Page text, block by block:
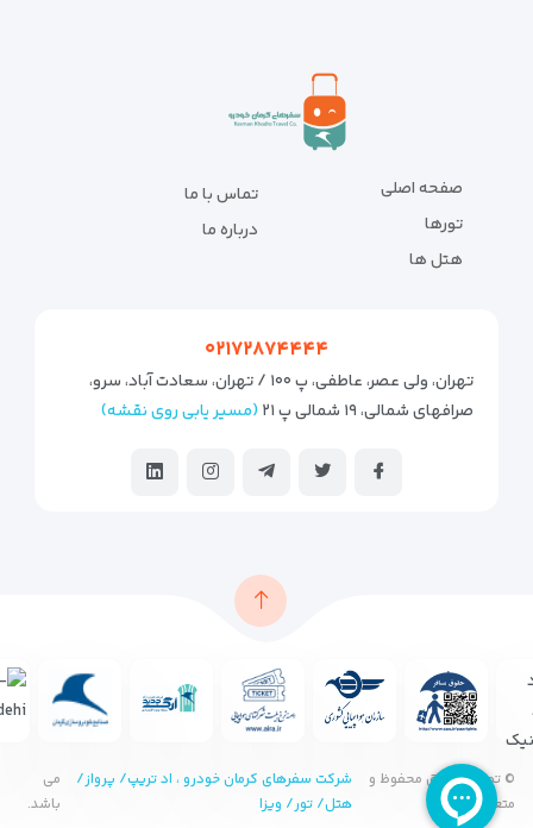
صفحه اصلی
تورها
هتل ها
تماس با ما
درباره ما
۰۲۱۷۲۸۷۴۴۴۴
تهران، ولی عصر، عاطفی، پ ۱۰۰ / تهران، سعادت آباد، سرو،
صرافهای شمالی، ۱۹ شمالی پ ۲۱
(مسیر یابی روی نقشه)
© تمامی حقوق محفوظ و
متعلق به
شرکت سفرهای کرمان خودرو ، اد تریپ/ پرواز/
هتل/ تور/ ویزا
می
باشد.